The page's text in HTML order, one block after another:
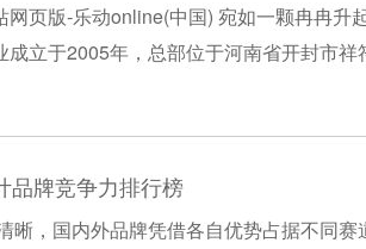
页版-乐动online(中国) 宛如一颗冉冉
立于2005年，总部位于河南省开封市
品牌竞争力排行榜
，国内外品牌凭借各自优势占据不同赛